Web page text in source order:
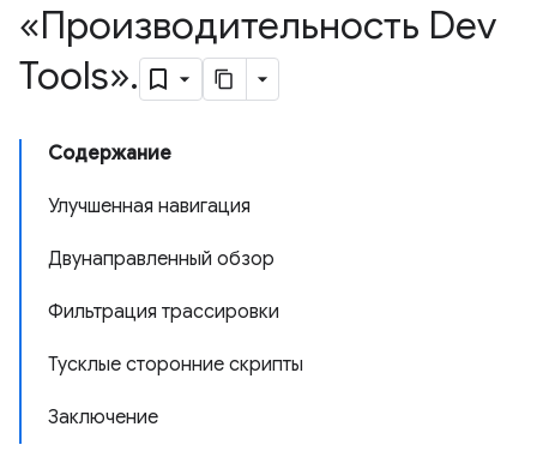
«Производительность Dev
Tools».
Содержание
Улучшенная навигация
Двунаправленный обзор
Фильтрация трассировки
Тусклые сторонние скрипты
Заключение